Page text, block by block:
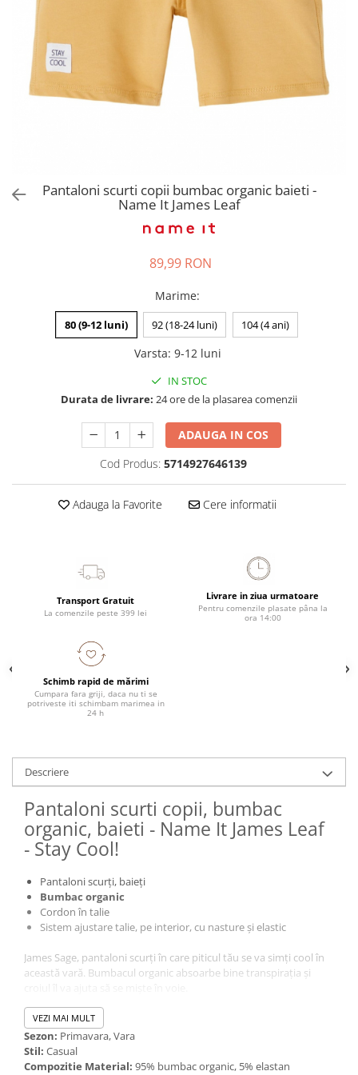
Pantaloni scurți pentru gravide
Lenjerie
Chiloti Gravide
Sutiene / Bustiere / Maiouri
Gravide
Pantaloni scurti copii bumbac organic baieti -
Name It James Leaf
89,99 RON
Marime:
80 (9-12 luni) 92 (18-24 luni) 104 (4 ani)
Varsta: 9-12 luni
IN STOC
Durata de livrare: 24 ore de la plasarea comenzii
ADAUGA IN COS
Cod Produs: 5714927646139
Adauga la Favorite Cere informatii
Transport Gratuit
La comenzile peste 399 lei
Livrare in ziua urmatoare
Pentru comenzile plasate pâna la
ora 14:00
Schimb rapid de mărimi
Cumpara fara griji, daca nu ti se
potriveste iti schimbam marimea in
24 h
Descriere
Pantaloni scurti copii, bumbac
organic, baieti - Name It James Leaf
- Stay Cool!
Pantaloni scurți, baieți
Bumbac organic
Cordon în talie
Sistem ajustare talie, pe interior, cu nasture și elastic
James Sage, pantaloni scurți în care piticul tău se va simți cool în
această vară. Bumbacul organic absoarbe bine transpirația și
VEZI MAI MULT
Sezon: Primavara, Vara
Stil: Casual
Compozitie Material: 95% bumbac organic, 5% elastan